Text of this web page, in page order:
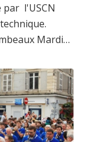
par l'USCN
Mardi…